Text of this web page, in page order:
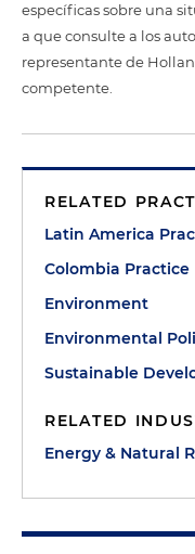
específicas sobre una
a que consulte a los
representante de
competente.
RELATED
Latin America
Colombia Practice
Environment
Environmental
Sustainable
RELATED
Energy & Natural